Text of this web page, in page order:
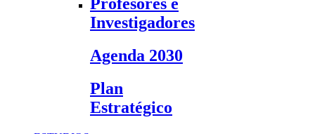
Investigadores
Agenda 2030
Plan
Estratégico